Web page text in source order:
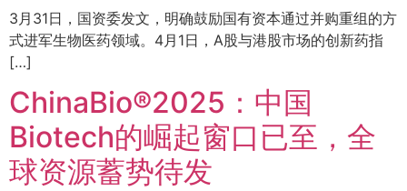
3月31日，国资委发文，明确鼓励国有资本通过并购重组的方
式进军生物医药领域。4月1日，A股与港股市场的创新药指
[…]
ChinaBio®2025：中国
Biotech的崛起窗口已至，全
球资源蓄势待发